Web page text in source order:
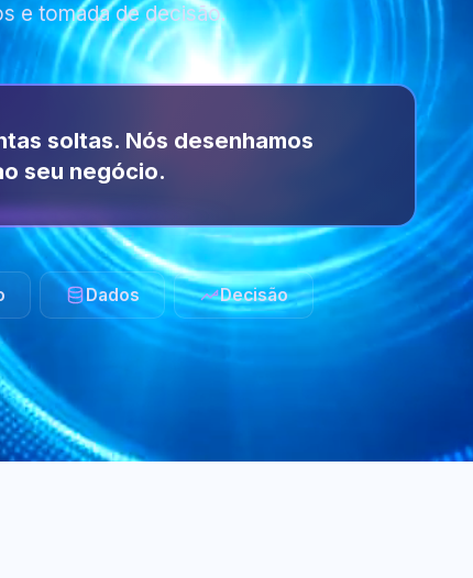
e tomada de decisão.
soltas. Nós desenhamos
seu negócio.
Dados Decisão